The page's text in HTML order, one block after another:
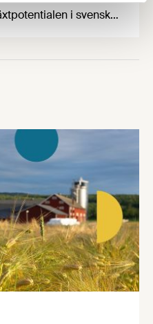
i svensk
samt ett gemensamt
inte, kom till
kommer …